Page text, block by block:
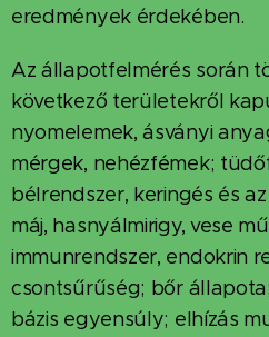
eredmények érdekében.
Az állapotfelmérés során
következő területekről
nyomelemek, ásványi
mérgek, nehézfémek;
bélrendszer, keringés és
máj, hasnyálmirigy, vese
immunrendszer, endokrin
csontsűrűség; bőr
bázis egyensúly; elhízás